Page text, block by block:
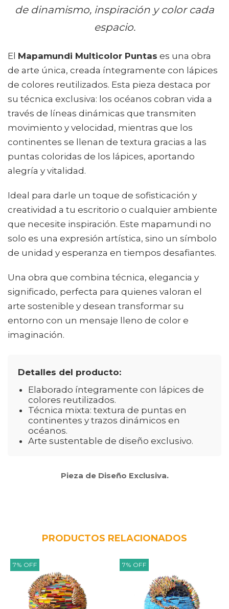
de dinamismo, inspiración y color cada
espacio.
El Mapamundi Multicolor Puntas es una obra
de arte única, creada íntegramente con lápices
de colores reutilizados. Esta pieza destaca por
su técnica exclusiva: los océanos cobran vida a
través de líneas dinámicas que transmiten
movimiento y velocidad, mientras que los
continentes se llenan de textura gracias a las
puntas coloridas de los lápices, aportando
alegría y vitalidad.
Ideal para darle un toque de sofisticación y
creatividad a tu escritorio o cualquier ambiente
que necesite inspiración. Este mapamundi no
solo es una expresión artística, sino un símbolo
de unidad y esperanza en tiempos desafiantes.
Una obra que combina técnica, elegancia y
significado, perfecta para quienes valoran el
arte sostenible y desean transformar su
entorno con un mensaje lleno de color e
imaginación.
Detalles del producto:
Elaborado íntegramente con lápices de
colores reutilizados.
Técnica mixta: textura de puntas en
continentes y trazos dinámicos en
océanos.
Arte sustentable de diseño exclusivo.
Pieza de Diseño Exclusiva.
PRODUCTOS RELACIONADOS
7% OFF 7% OFF